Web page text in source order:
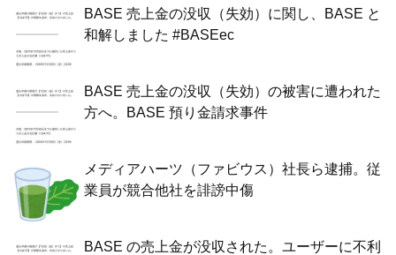
BASE 売上金の没収（失効）に関し、BASE と
和解しました #BASEec
BASE 売上金の没収（失効）の被害に遭われた
方へ。BASE 預り金請求事件
メディアハーツ（ファビウス）社長ら逮捕。従
業員が競合他社を誹謗中傷
BASE の売上金が没収された。ユーザーに不利